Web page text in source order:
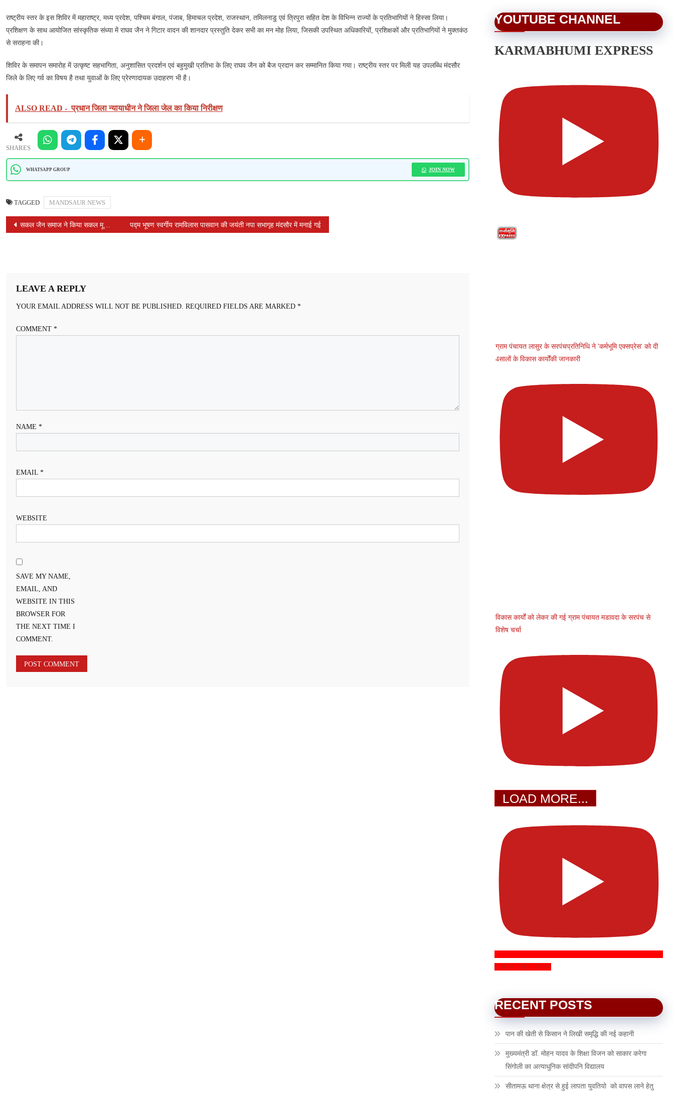
हुए
सम्मानित
राष्ट्रीय स्तर के इस शिविर में महाराष्ट्र, मध्य प्रदेश, पश्चिम बंगाल, पंजाब, हिमाचल प्रदेश, राजस्थान, तमिलनाडु एवं त्रिपुरा सहित देश के विभिन्न राज्यों के प्रतिभागियों ने हिस्सा लिया।
प्रशिक्षण के साथ आयोजित सांस्कृतिक संध्या में राघव जैन ने गिटार वादन की शानदार प्रस्तुति देकर सभी का मन मोह लिया, जिसकी उपस्थित अधिकारियों, प्रशिक्षकों और प्रतिभागियों ने मुक्तकंठ
से सराहना की।
शिविर के समापन समारोह में उत्कृष्ट सहभागिता, अनुशासित प्रदर्शन एवं बहुमुखी प्रतिभा के लिए राघव जैन को बैज प्रदान कर सम्मानित किया गया। राष्ट्रीय स्तर पर मिली यह उपलब्धि मंदसौर
जिले के लिए गर्व का विषय है तथा युवाओं के लिए प्रेरणादायक उदाहरण भी है।
ALSO READ - प्रधान जिला न्‍यायाधीन ने जिला जेल का किया निरीक्षण
SHARES
WHATSAPP GROUP JOIN NOW
TAGGED MANDSAUR NEWS
POST
सकल जैन समाज ने किया सकल मूर्तिपूजक संघ एवं बड़े साथ ओसवाल समाज के नवीन पदाधिकारियों का स्वागत पद्म भूषण स्वर्गीय रामविलास पासवान की जयंती नपा सभागृह मंदसौर में मनाई गई
LEAVE A REPLY
YOUR EMAIL ADDRESS WILL NOT BE PUBLISHED. REQUIRED FIELDS ARE MARKED *
COMMENT *
NAME *
EMAIL *
WEBSITE
SAVE MY NAME,
EMAIL, AND
WEBSITE IN THIS
BROWSER FOR
THE NEXT TIME I
COMMENT.
YOUTUBE CHANNEL
KARMABHUMI EXPRESS
ग्राम पंचायत लासुर के सरपंचप्रतिनिधि ने 'कर्मभूमि एक्सप्रेस' को दी
4सालों के विकास कार्योंकी जानकारी
विकास कार्यों को लेकर की गई ग्राम पंचायत मडावदा के सरपंच से
विशेष चर्चा
LOAD MORE...
SUBSCRIBE NOW
RECENT POSTS
पान की खेती से किसान ने लिखी समृद्धि की नई कहानी
मुख्यमंत्री डॉ. मोहन यादव के शिक्षा विजन को साकार करेगा
सिंगोली का अत्याधुनिक सांदीपनि विद्यालय
सीतामऊ थाना क्षेत्र से हुई लापता युवतियो को वापस लाने हेतु